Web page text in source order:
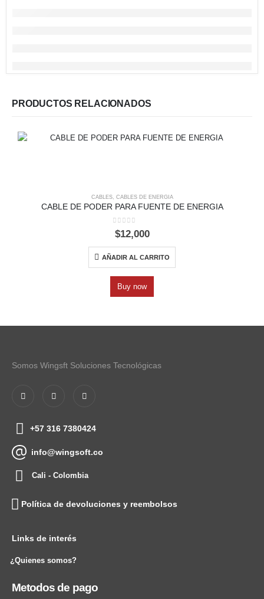
PRODUCTOS RELACIONADOS
CABLES, CABLES DE ENERGIA
CABLE DE PODER PARA FUENTE DE ENERGIA
0out of 5
$12,000
AÑADIR AL CARRITO
Buy now
Somos Wingsft Soluciones Tecnológicas
+57 316 7380424
info@wingsoft.co
Cali - Colombia
Política de devoluciones y reembolsos
Links de interés
¿Quienes somos?
Metodos de pago